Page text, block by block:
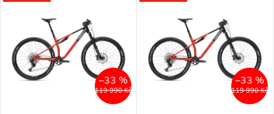
119 990 Kč
–33 %
119 990 Kč
–33 %